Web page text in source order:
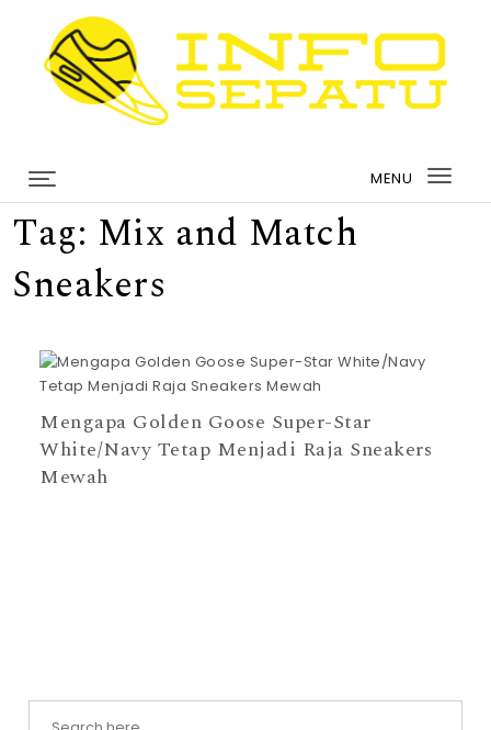
Skip to content
MENU
Tag: Mix and Match
Sneakers
Mengapa Golden Goose Super-Star
White/Navy Tetap Menjadi Raja Sneakers
Mewah